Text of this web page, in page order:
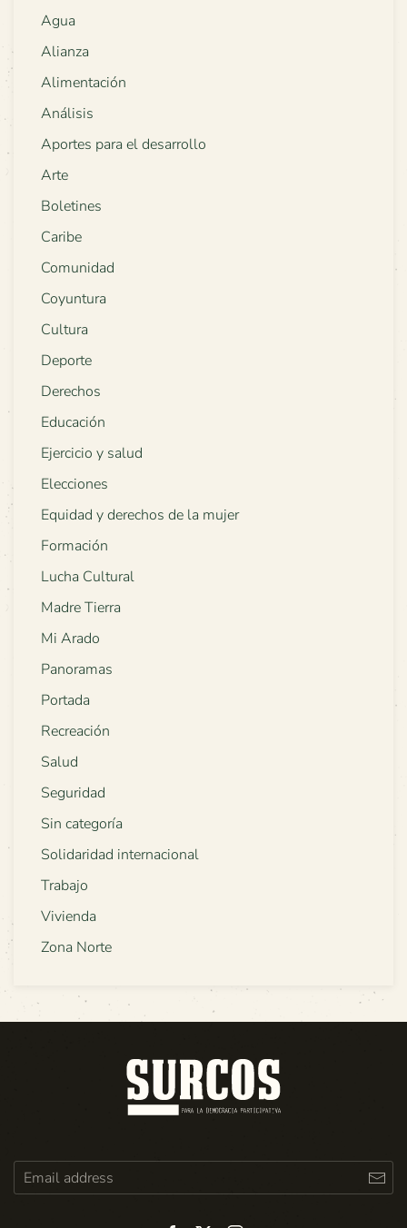
Agua
Alianza
Alimentación
Análisis
Aportes para el desarrollo
Arte
Boletines
Caribe
Comunidad
Coyuntura
Cultura
Deporte
Derechos
Educación
Ejercicio y salud
Elecciones
Equidad y derechos de la mujer
Formación
Lucha Cultural
Madre Tierra
Mi Arado
Panoramas
Portada
Recreación
Salud
Seguridad
Sin categoría
Solidaridad internacional
Trabajo
Vivienda
Zona Norte